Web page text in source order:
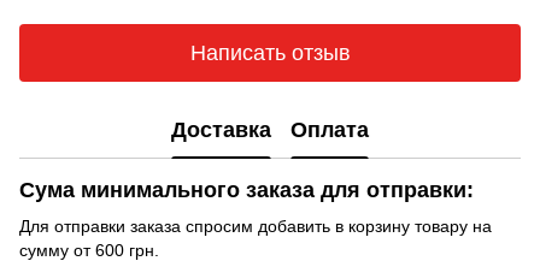
Написать отзыв
Доставка Оплата
Сума минимального заказа для отправки:
Для отправки заказа спросим добавить в корзину товару на
сумму от 600 грн.